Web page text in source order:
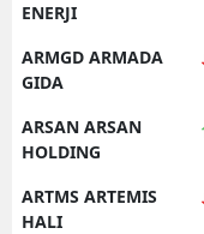
ENERJI
ARMGD ARMADA
GIDA
ARSAN ARSAN
HOLDING
ARTMS ARTEMIS
HALI